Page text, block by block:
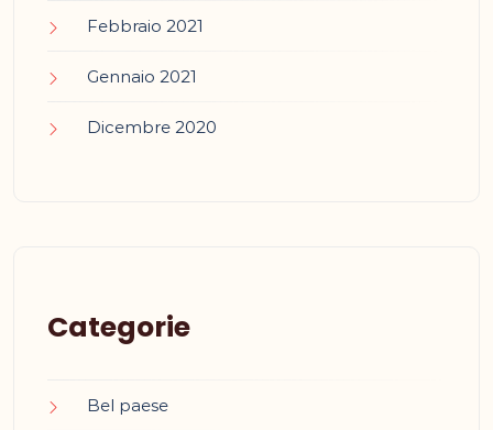
Febbraio 2021
Gennaio 2021
Dicembre 2020
Categorie
Bel paese